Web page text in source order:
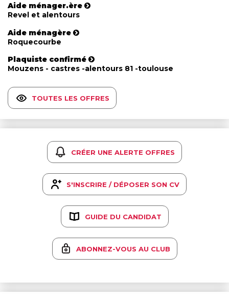
Aide ménager.ère
Revel et alentours
Aide ménagère
Roquecourbe
Plaquiste confirmé
Mouzens - castres -alentours 81 -toulouse
TOUTES LES OFFRES
CRÉER UNE ALERTE OFFRES
S'INSCRIRE / DÉPOSER SON CV
GUIDE DU CANDIDAT
ABONNEZ-VOUS AU CLUB